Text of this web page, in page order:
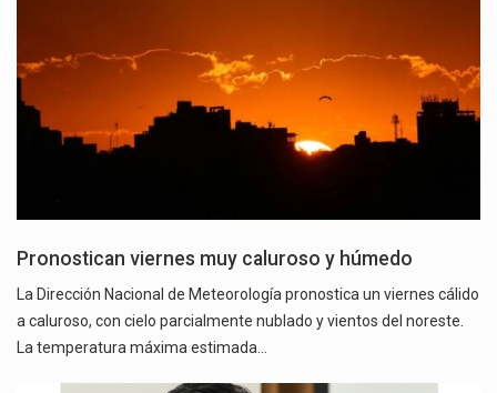
Pronostican viernes muy caluroso y húmedo
La Dirección Nacional de Meteorología pronostica un viernes cálido
a caluroso, con cielo parcialmente nublado y vientos del noreste.
La temperatura máxima estimada…